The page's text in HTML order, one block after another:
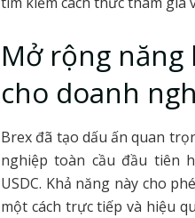
Mở rộng
cho doanh
Brex đã tạo dấu ấn quan
nghiệp toàn cầu đầu tiên
USDC. Khả năng này cho
một cách trực tiếp và hiệu